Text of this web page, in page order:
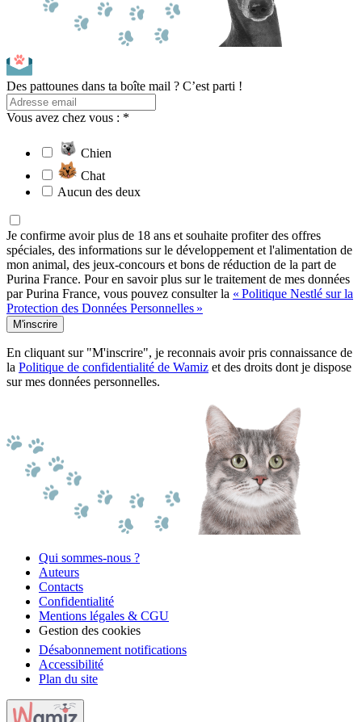
Des pattounes dans ta boîte mail ? C’est parti !
Vous avez chez vous : *
Chien
Chat
Aucun des deux
Je confirme avoir plus de 18 ans et souhaite profiter des offres
spéciales, des informations sur le développement et l'alimentation de
mon animal, des jeux-concours et bons de réduction de la part de
Purina France. Pour en savoir plus sur le traitement de mes données
par Purina France, vous pouvez consulter la « Politique Nestlé sur la
Protection des Données Personnelles »
M'inscrire
En cliquant sur "M'inscrire", je reconnais avoir pris connaissance de
la Politique de confidentialité de Wamiz et des droits dont je dispose
sur mes données personnelles.
Qui sommes-nous ?
Auteurs
Contacts
Confidentialité
Mentions légales & CGU
Gestion des cookies
Désabonnement notifications
Accessibilité
Plan du site